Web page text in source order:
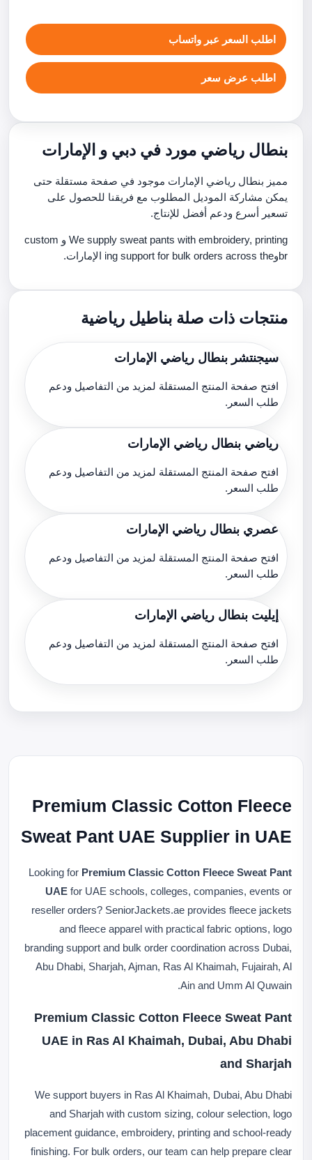
اطلب السعر عبر واتساب
اطلب عرض سعر
بنطال رياضي مورد في دبي و الإمارات
مميز بنطال رياضي الإمارات موجود في صفحة مستقلة حتى
يمكن مشاركة الموديل المطلوب مع فريقنا للحصول على
تسعير أسرع ودعم أفضل للإنتاج.
We supply sweat pants with embroidery, printing و custom
brوing support for bulk orders across the الإمارات.
منتجات ذات صلة بناطيل رياضية
سيجنتشر بنطال رياضي الإمارات
افتح صفحة المنتج المستقلة لمزيد من التفاصيل ودعم
طلب السعر.
رياضي بنطال رياضي الإمارات
افتح صفحة المنتج المستقلة لمزيد من التفاصيل ودعم
طلب السعر.
عصري بنطال رياضي الإمارات
افتح صفحة المنتج المستقلة لمزيد من التفاصيل ودعم
طلب السعر.
إيليت بنطال رياضي الإمارات
افتح صفحة المنتج المستقلة لمزيد من التفاصيل ودعم
طلب السعر.
Premium Classic Cotton Fleece
Sweat Pant UAE Supplier in UAE
Looking for Premium Classic Cotton Fleece Sweat Pant
UAE for UAE schools, colleges, companies, events or
reseller orders? SeniorJackets.ae provides fleece jackets
and fleece apparel with practical fabric options, logo
branding support and bulk order coordination across Dubai,
Abu Dhabi, Sharjah, Ajman, Ras Al Khaimah, Fujairah, Al
Ain and Umm Al Quwain.
Premium Classic Cotton Fleece Sweat Pant
UAE in Ras Al Khaimah, Dubai, Abu Dhabi
and Sharjah
We support buyers in Ras Al Khaimah, Dubai, Abu Dhabi
and Sharjah with custom sizing, colour selection, logo
placement guidance, embroidery, printing and school-ready
finishing. For bulk orders, our team can help prepare clear